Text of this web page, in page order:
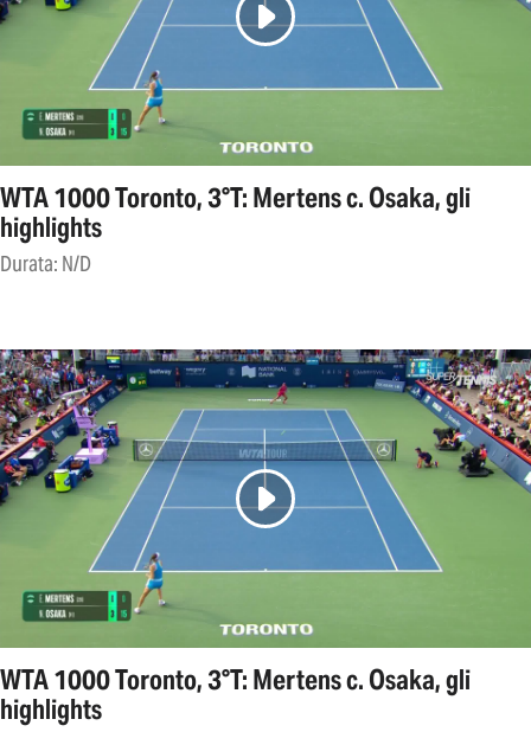
WTA 1000 Toronto, 3°T: Mertens c. Osaka, gli
highlights
Durata: N/D
WTA 1000 Toronto, 3°T: Mertens c. Osaka, gli
highlights